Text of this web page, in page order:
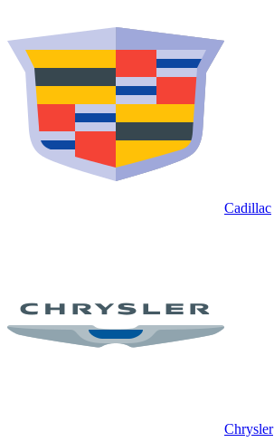
Cadillac
Chrysler